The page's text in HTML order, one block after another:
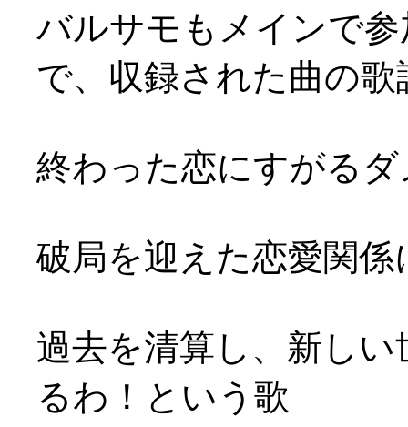
バルサモもメインで参
で、収録された曲の
終わった恋にすがる
破局を迎えた恋愛関
過去を清算し、新し
るわ！という歌